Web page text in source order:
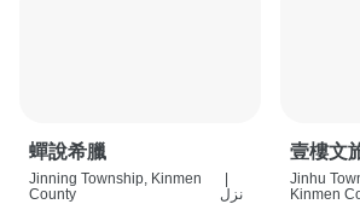
蟬說希臘
Jinning Township, Kinmen
County
|
نزل
壹樓文
Jinhu
Kinmen